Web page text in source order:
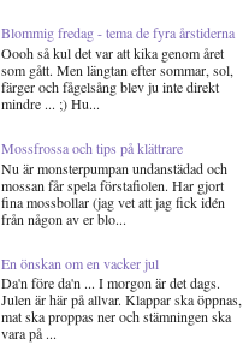
Blommig fredag - tema de fyra årstiderna
Oooh så kul det var att kika genom året
som gått. Men längtan efter sommar, sol,
färger och fågelsång blev ju inte direkt
mindre ... ;) Hu...
Mossfrossa och tips på klättrare
Nu är monsterpumpan undanstädad och
mossan får spela förstafiolen. Har gjort
fina mossbollar (jag vet att jag fick idén
från någon av er blo...
En önskan om en vacker jul
Da'n före da'n ... I morgon är det dags.
Julen är här på allvar. Klappar ska öppnas,
mat ska proppas ner och stämningen ska
vara på ...